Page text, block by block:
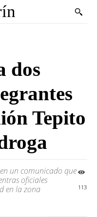
dos
Tepito
un comunicado que
oficiales
en la zona
113